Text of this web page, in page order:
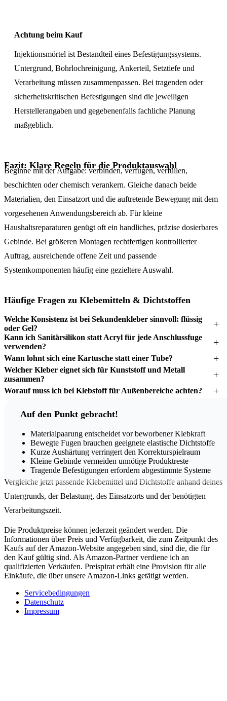
Achtung beim Kauf
Injektionsmörtel ist Bestandteil eines Befestigungssystems.
Untergrund, Bohrlochreinigung, Ankerteil, Setztiefe und
Verarbeitung müssen zusammenpassen. Bei tragenden oder
sicherheitskritischen Befestigungen sind die jeweiligen
Herstellerangaben und gegebenenfalls fachliche Planung
maßgeblich.
Fazit: Klare Regeln für die Produktauswahl
Beginne mit der Aufgabe: verbinden, verfugen, verfüllen,
beschichten oder chemisch verankern. Gleiche danach beide
Materialien, den Einsatzort und die auftretende Bewegung mit dem
vorgesehenen Anwendungsbereich ab. Für kleine
Haushaltsreparaturen genügt oft ein handliches, präzise dosierbares
Gebinde. Bei größeren Montagen rechtfertigen kontrollierter
Auftrag, ausreichende offene Zeit und passende
Systemkomponenten häufig eine gezieltere Auswahl.
Häufige Fragen zu Klebemitteln & Dichtstoffen
Welche Konsistenz ist bei Sekundenkleber sinnvoll: flüssig
oder Gel?
Kann ich Sanitärsilikon statt Acryl für jede Anschlussfuge
verwenden?
Wann lohnt sich eine Kartusche statt einer Tube?
Welcher Kleber eignet sich für Kunststoff und Metall
zusammen?
Worauf muss ich bei Klebstoff für Außenbereiche achten?
Auf den Punkt gebracht!
Materialpaarung entscheidet vor beworbener Klebkraft
Bewegte Fugen brauchen geeignete elastische Dichtstoffe
Kurze Aushärtung verringert den Korrekturspielraum
Kleine Gebinde vermeiden unnötige Produktreste
Tragende Befestigungen erfordern abgestimmte Systeme
Vergleiche jetzt passende Klebemittel und Dichtstoffe anhand deines
Untergrunds, der Belastung, des Einsatzorts und der benötigten
Verarbeitungszeit.
Die Produktpreise können jederzeit geändert werden. Die
Informationen über Preis und Verfügbarkeit, die zum Zeitpunkt des
Kaufs auf der Amazon-Website angegeben sind, sind die, die für
den Kauf gültig sind. Als Amazon-Partner verdiene ich an
qualifizierten Verkäufen. Preispirat erhält eine Provision für alle
Einkäufe, die über unsere Amazon-Links getätigt werden.
Servicebedingungen
Datenschutz
Impressum